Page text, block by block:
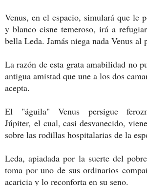
Venus, en el espacio, simulará que le
y blanco cisne temeroso, irá a
bella Leda. Jamás niega nada Venus al
La razón de esta grata amabilidad no
antigua amistad que une a los dos
acepta.
El "águila" Venus persigue
Júpiter, el cual, casi desvanecido,
sobre las rodillas hospitalarias de la
Leda, apiadada por la suerte del
toma por uno de sus ordinarios
acaricia y lo reconforta en su seno.